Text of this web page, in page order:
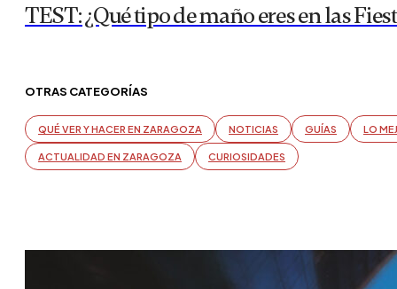
TEST: ¿Qué tipo de maño eres en las
OTRAS CATEGORÍAS
QUÉ VER Y HACER EN ZARAGOZA NOTICIAS GUÍAS LO
ACTUALIDAD EN ZARAGOZA CURIOSIDADES